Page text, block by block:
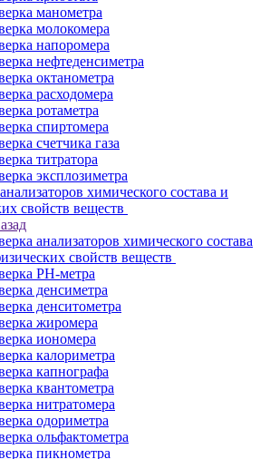
манометра
молокомера
напоромера
нефтеденсиметра
октанометра
расходомера
ротаметра
спиртомера
счетчика газа
титратора
эксплозиметра
химического состава и
свойств веществ
анализаторов химического состава
свойств веществ
PH-метра
денсиметра
денситометра
жиромера
иономера
калориметра
капнографа
квантометра
нитратомера
одориметра
ольфактометра
пикнометра